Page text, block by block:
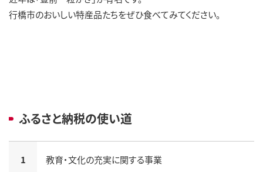
行橋市のおいしい特産品たちをぜひ食べてみてください。
ふるさと納税の使い道
1 教育・文化の充実に関する事業